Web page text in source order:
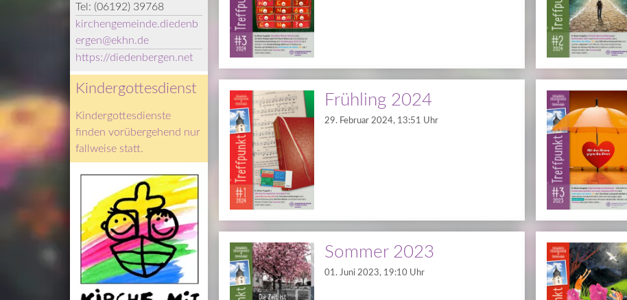
Tel: (06192) 39768
kirchengemeinde.diedenb
ergen@­ekhn.de
https://diedenbergen.net
Kindergottesdienst
Kindergottesdienste
finden vorübergehend nur
fallweise statt.
Frühling 2024
29. Februar 2024, 13:51 Uhr
Sommer 2023
01. Juni 2023, 19:10 Uhr